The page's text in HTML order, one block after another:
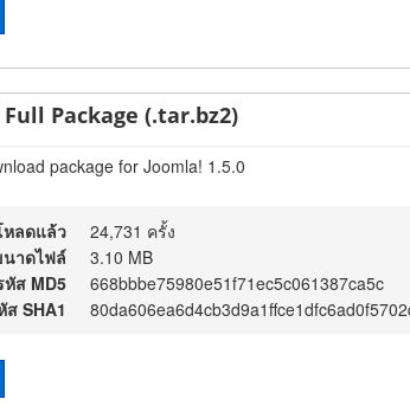
Full Package (.tar.bz2)
package for Joomla! 1.5.0
หลดแล้ว
24,731 ครั้ง
าดไฟล์
3.10 MB
หัส MD5
668bbbe75980e51f71ec5c061387ca5c
ส SHA1